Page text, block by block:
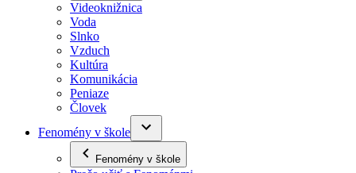
Videoknižnica
Voda
Slnko
Vzduch
Kultúra
Komunikácia
Peniaze
Človek
Fenomény v škole
Fenomény v škole